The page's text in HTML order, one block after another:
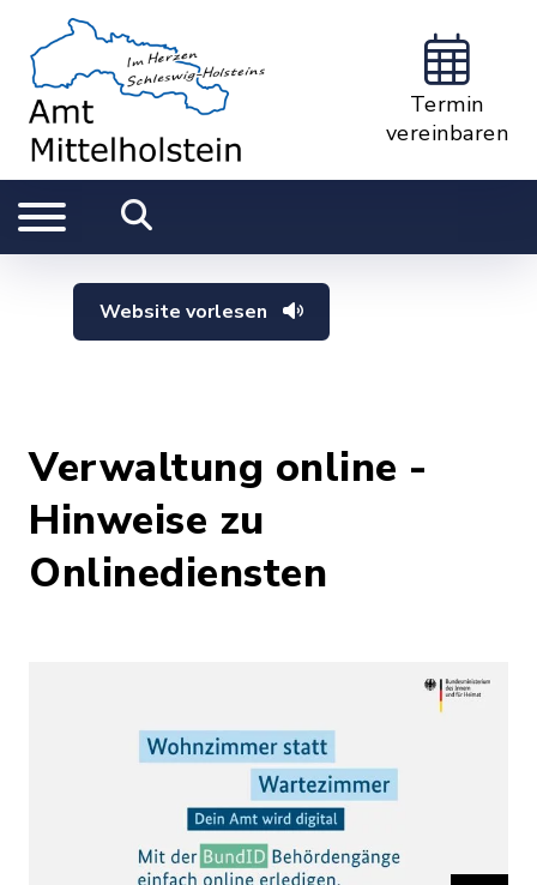
Termin
vereinbaren
Website vorlesen
Verwaltung online -
Hinweise zu
Onlinediensten